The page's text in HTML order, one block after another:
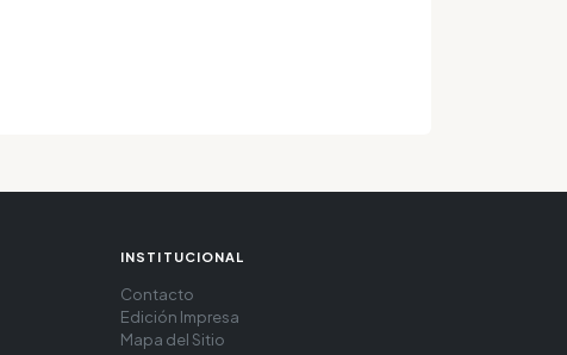
INSTITUCIONAL
Contacto
Edición Impresa
Mapa del Sitio